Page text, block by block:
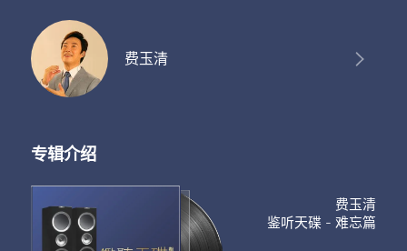
费玉清
专辑介绍
费玉清
鉴听天碟 - 难忘篇